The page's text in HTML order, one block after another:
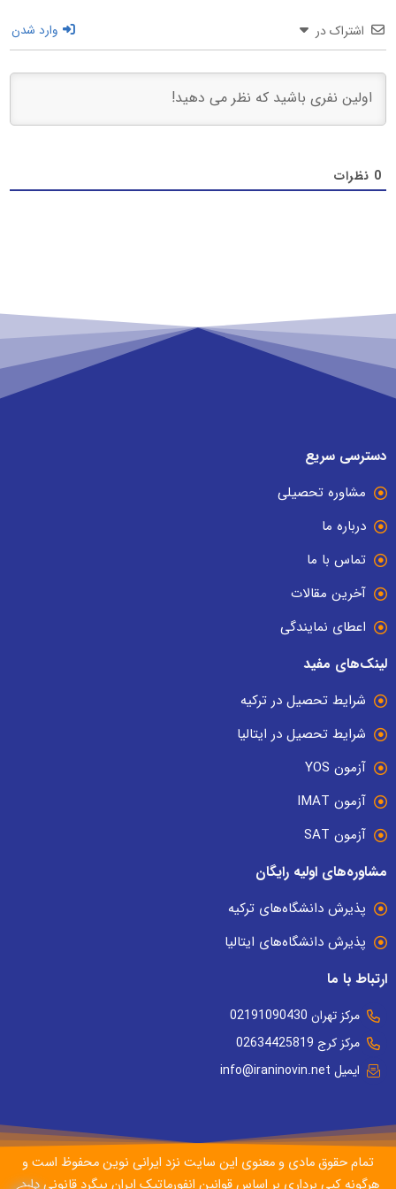
اشتراک در وارد شدن
0 نظرات
دسترسی سریع
مشاوره تحصیلی
درباره ما
تماس با ما
آخرین مقالات
اعطای نمایندگی
لینک‌های مفید
شرایط تحصیل در ترکیه
شرایط تحصیل در ایتالیا
آزمون YOS
آزمون IMAT
آزمون SAT
مشاوره‌های اولیه رایگان
پذیرش دانشگاه‌های ترکیه
پذیرش دانشگاه‌های ایتالیا
ارتباط با ما
مرکز تهران 02191090430
مرکز کرج 02634425819
ایمیل info@iraninovin.net
تمام حقوق مادی و معنوی این سایت نزد ایرانی نوین محفوظ است و